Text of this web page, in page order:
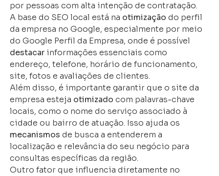
por pessoas com alta intenção de contratação.
A base do SEO local está na otimização do perfil
da empresa no Google, especialmente por meio
do Google Perfil da Empresa, onde é possível
destacar informações essenciais como
endereço, telefone, horário de funcionamento,
site, fotos e avaliações de clientes.
Além disso, é importante garantir que o site da
empresa esteja otimizado com palavras-chave
locais, como o nome do serviço associado à
cidade ou bairro de atuação. Isso ajuda os
mecanismos de busca a entenderem a
localização e relevância do seu negócio para
consultas específicas da região.
Outro fator que influencia diretamente no